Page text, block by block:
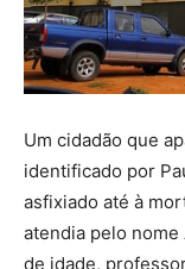
Um cidadão que
identificado por
asfixiado até à
atendia pelo nome
de idade,